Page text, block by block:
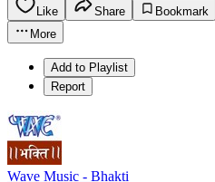
Like Share
Bookmark
More
Add to Playlist
Report
Wave Music - Bhakti